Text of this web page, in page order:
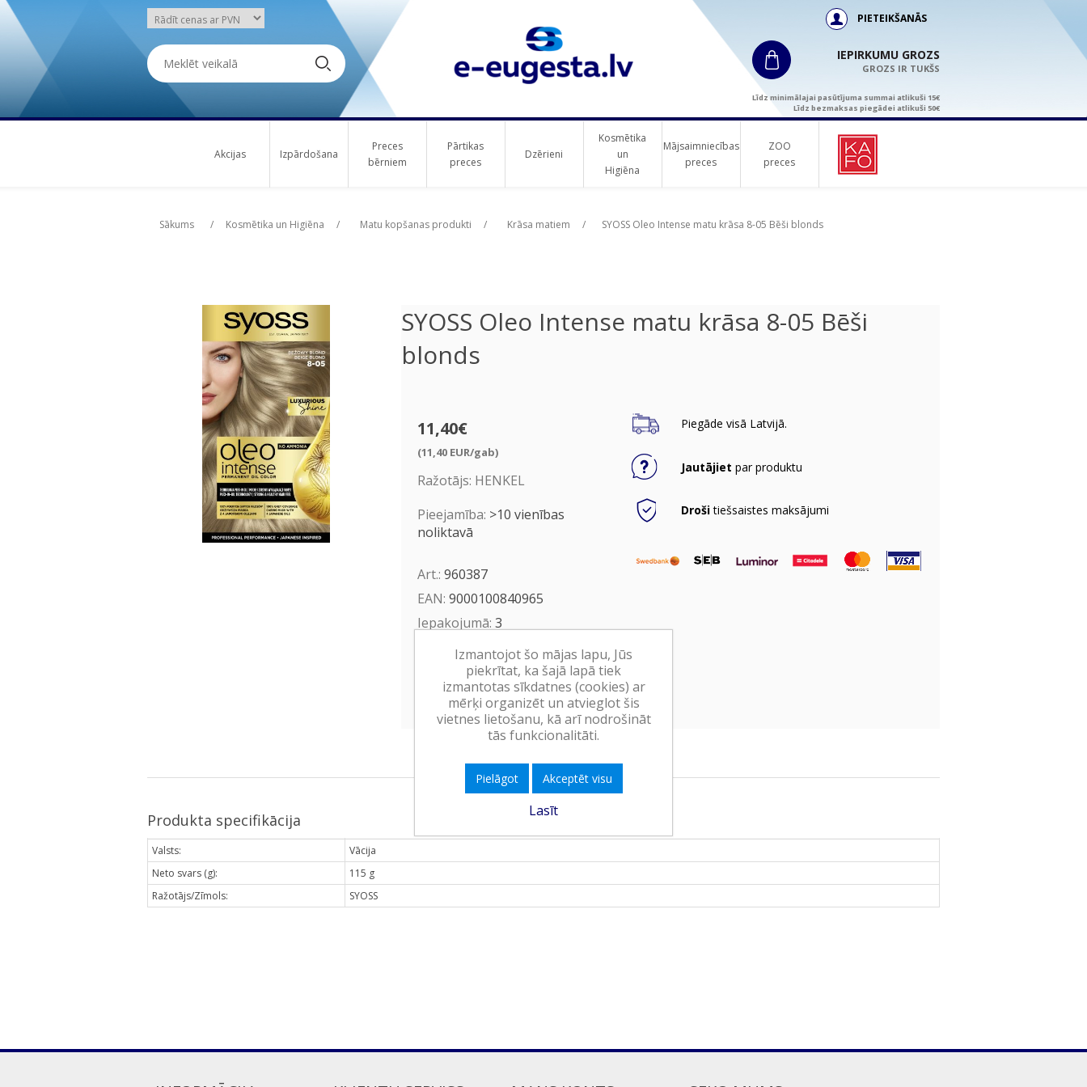
PIETEIKŠANĀS
IEPIRKUMU GROZS
GROZS IR TUKŠS
Līdz minimālajai pasūtījuma summai atlikuši 15€
Līdz bezmaksas piegādei atlikuši 50€
Akcijas Izpārdošana
Preces
bērniem
Pārtikas
preces
Dzērieni
Kosmētika
un
Higiēna
Mājsaimniecības
preces
ZOO
preces
Sākums / Kosmētika un Higiēna / Matu kopšanas produkti / Krāsa matiem / SYOSS Oleo Intense matu krāsa 8-05 Bēši blonds
SYOSS Oleo Intense matu krāsa 8-05 Bēši
blonds
11,40€
(11,40 EUR/gab)
Ražotājs: HENKEL
Pieejamība: >10 vienības
noliktavā
Art.: 960387
EAN: 9000100840965
Iepakojumā: 3
Minimālais daudzums: 1
Ielikt grozā
Piegāde visā Latvijā.
Jautājiet par produktu
Drošitiešsaistes maksājumi
Produkta specifikācija
Valsts:
Vācija
Neto svars (g):
115 g
Ražotājs/Zīmols:
SYOSS
Izmantojot šo mājas lapu, Jūs
piekrītat, ka šajā lapā tiek
izmantotas sīkdatnes (cookies) ar
mērķi organizēt un atvieglot šis
vietnes lietošanu, kā arī nodrošināt
tās funkcionalitāti.
Pielāgot Akceptēt visu
Lasīt